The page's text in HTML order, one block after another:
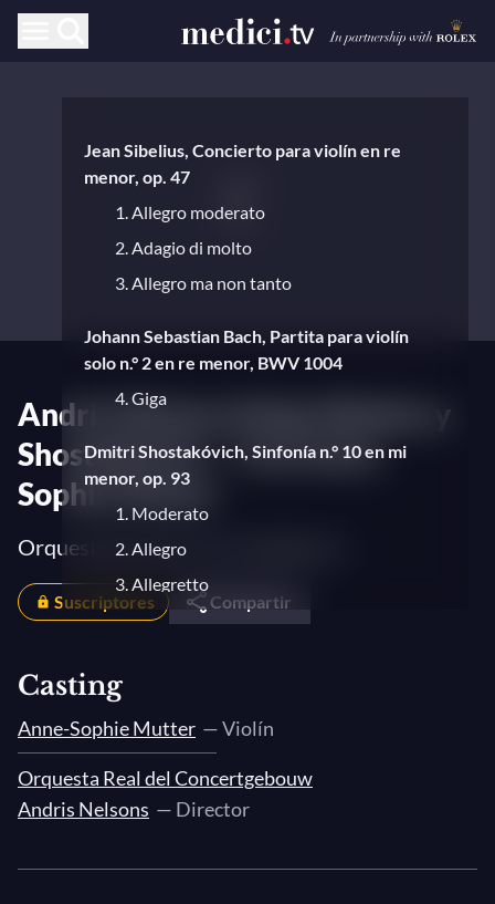
Jean Sibelius, Concierto para violín en re
menor, op. 47
1. Allegro moderato
2. Adagio di molto
3. Allegro ma non tanto
Johann Sebastian Bach, Partita para violín
solo n.° 2 en re menor, BWV 1004
4. Giga
Dmitri Shostakóvich, Sinfonía n.° 10 en mi
menor, op. 93
1. Moderato
2. Allegro
3. Allegretto
4. Andante - Allegro
Andris Nelsons dirige Sibelius y
Shostakóvich — Con Anne-
Sophie Mutter
Orquesta Real del Concertgebouw
Suscriptores Compartir
Casting
Anne-Sophie Mutter — Violín
Orquesta Real del Concertgebouw
Andris Nelsons — Director